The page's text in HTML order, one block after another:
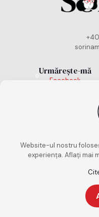
Urmărește-mă
Facebook
Copyright 2026.
realizat
Website-ul nostru
experiența. Aflați mai